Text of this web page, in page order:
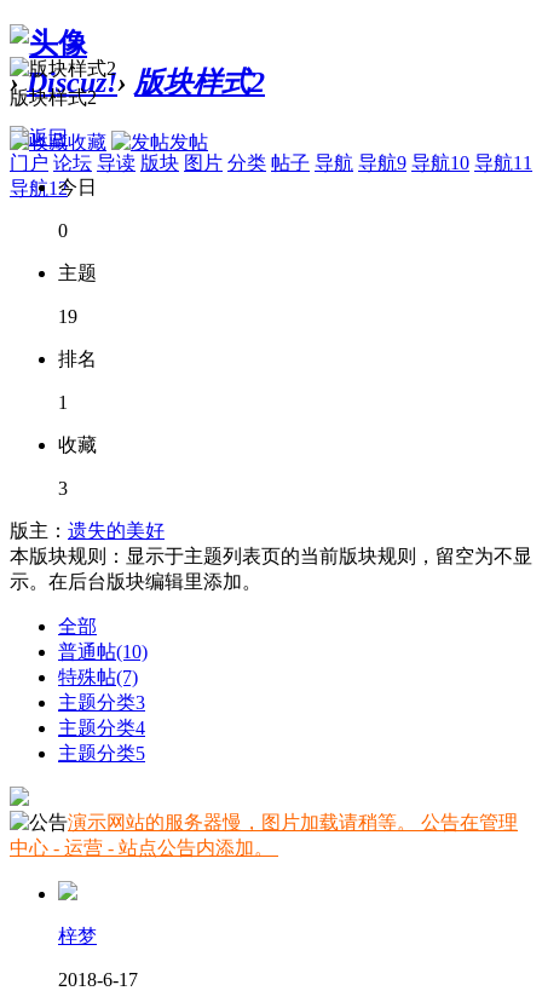
› Discuz!› 版块样式2
门户 论坛 导读 版块 图片 分类 帖子 导航 导航9 导航10 导航11
导航12
版块样式2
收藏 发帖
今日
0
主题
19
排名
1
收藏
3
版主： 遗失的美好
本版块规则：显示于主题列表页的当前版块规则，留空为不显
示。在后台版块编辑里添加。
全部
普通帖(10)
特殊帖(7)
主题分类3
主题分类4
主题分类5
演示网站的服务器慢，图片加载请稍等。 公告在管理
中心 - 运营 - 站点公告内添加。
梓梦
2018-6-17